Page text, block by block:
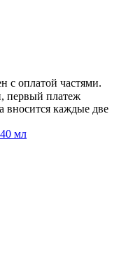
с оплатой частями.
первый платеж
вносится каждые две
мл